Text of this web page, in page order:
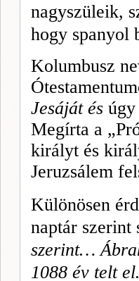
nagyszüleik,
hogy spanyol
Kolumbusz
Jesáját és
Megírta a
királyt és
Jeruzsálem
Különösen
naptár szerint
szerint…
1088 év telt